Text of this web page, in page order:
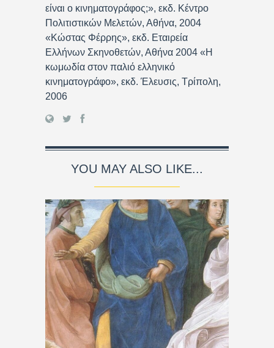
είναι ο κινηματογράφος;», εκδ. Κέντρο
Πολιτιστικών Μελετών, Αθήνα, 2004
«Κώστας Φέρρης», εκδ. Εταιρεία
Ελλήνων Σκηνοθετών, Αθήνα 2004 «Η
κωμωδία στον παλιό ελληνικό
κινηματογράφο», εκδ. Έλευσις, Τρίπολη,
2006
YOU MAY ALSO LIKE...